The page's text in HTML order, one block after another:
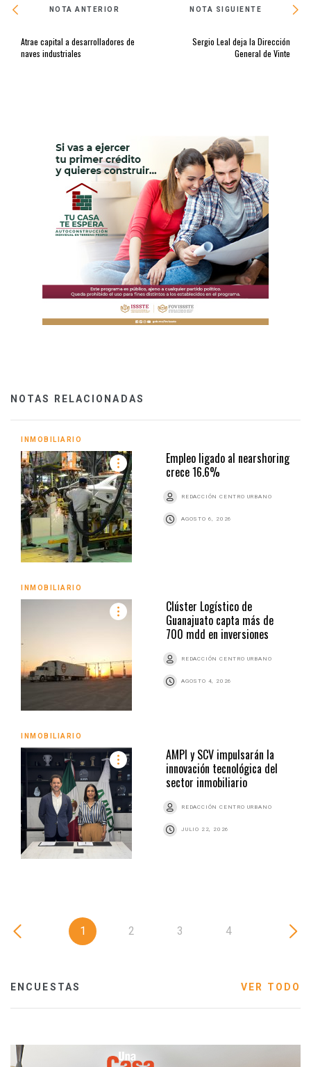
NOTA ANTERIOR
Atrae capital a desarrolladores de
naves industriales
NOTA SIGUIENTE
Sergio Leal deja la Dirección
General de Vinte
NOTAS RELACIONADAS
INMOBILIARIO
Empleo ligado al nearshoring
crece 16.6%
REDACCIÓN CENTRO URBANO
AGOSTO 6, 2026
INMOBILIARIO
Clúster Logístico de
Guanajuato capta más de
700 mdd en inversiones
REDACCIÓN CENTRO URBANO
AGOSTO 4, 2026
INMOBILIARIO
AMPI y SCV impulsarán la
innovación tecnológica del
sector inmobiliario
REDACCIÓN CENTRO URBANO
JULIO 22, 2026
1 2 3 4
ENCUESTAS VER TODO